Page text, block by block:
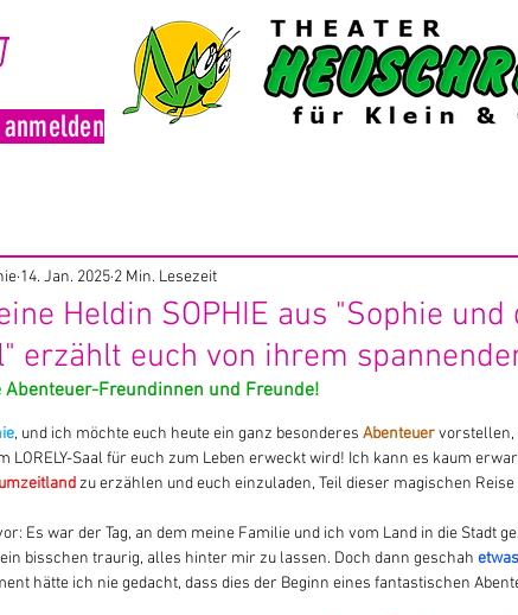
anmelden
Heldin SOPHIE aus "Sophie
erzählt euch von ihrem
14. Jan. 2025 2 Min. Lesezeit
Abenteuer-Freundinnen und Freunde!
, und ich möchte euch heute ein ganz besonderes Abenteuer vorstellen,
LORELY-Saal für euch zum Leben erweckt wird! Ich kann es kaum
zu erzählen und euch einzuladen, Teil dieser magischen Reise
Es war der Tag, an dem meine Familie und ich vom Land in die Stadt
bisschen traurig, alles hinter mir zu lassen. Doch dann geschah
hätte ich nie gedacht, dass dies der Beginn eines fantastischen